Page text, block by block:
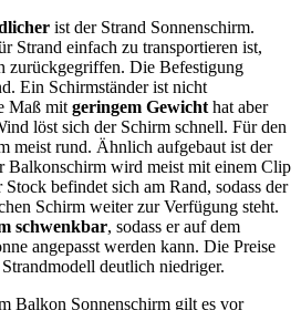
ist der Strand Sonnenschirm.
Strand einfach zu transportieren ist,
zurückgegriffen. Die Befestigung
Ein Schirmständer ist nicht
Maß mit geringem Gewicht hat aber
löst sich der Schirm schnell. Für den
meist rund. Ähnlich aufgebaut ist der
Balkonschirm wird meist mit einem Clip
befindet sich am Rand, sodass der
Schirm weiter zur Verfügung steht.
schwenkbar, sodass er auf dem
angepasst werden kann. Die Preise
deutlich niedriger.
Balkon Sonnenschirm gilt es vor